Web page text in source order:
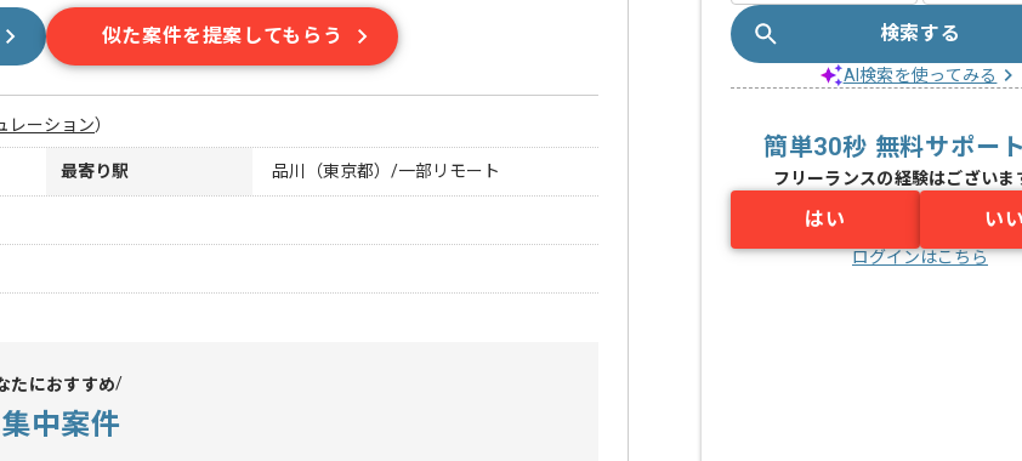
似た案件を提案してもらう
レーション）
最寄り駅 品川（東京都）/一部リモート
たにおすすめ
中案件
検索する
AI検索を使ってみる
簡単30秒 無料サポー
フリーランスの経験はございま
はい い
ログインはこちら